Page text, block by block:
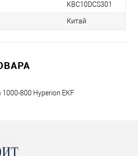
KBC10DCS301
Китай
1000-800 Hyperion EKF